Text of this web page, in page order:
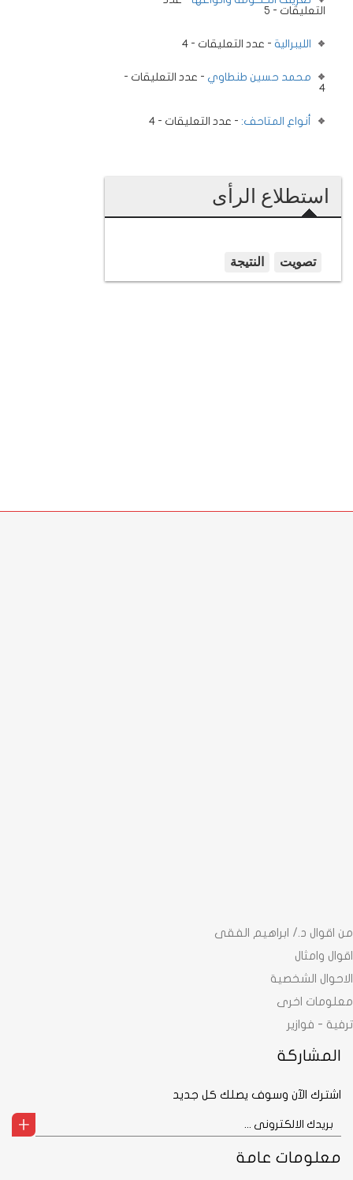
التعليقات - 5
الليبرالية - عدد التعليقات - 4
محمد حسين طنطاوي - عدد التعليقات -
4
أنواع المتاحف: - عدد التعليقات - 4
استطلاع الرأى
معلومات عامة
من اقوال د./ ابراهيم الفقى
اقوال وامثال
الاحوال الشخصية
معلومات اخرى
ترفية - فوازير
المشاركة
اشترك الآن وسوف يصلك كل جديد